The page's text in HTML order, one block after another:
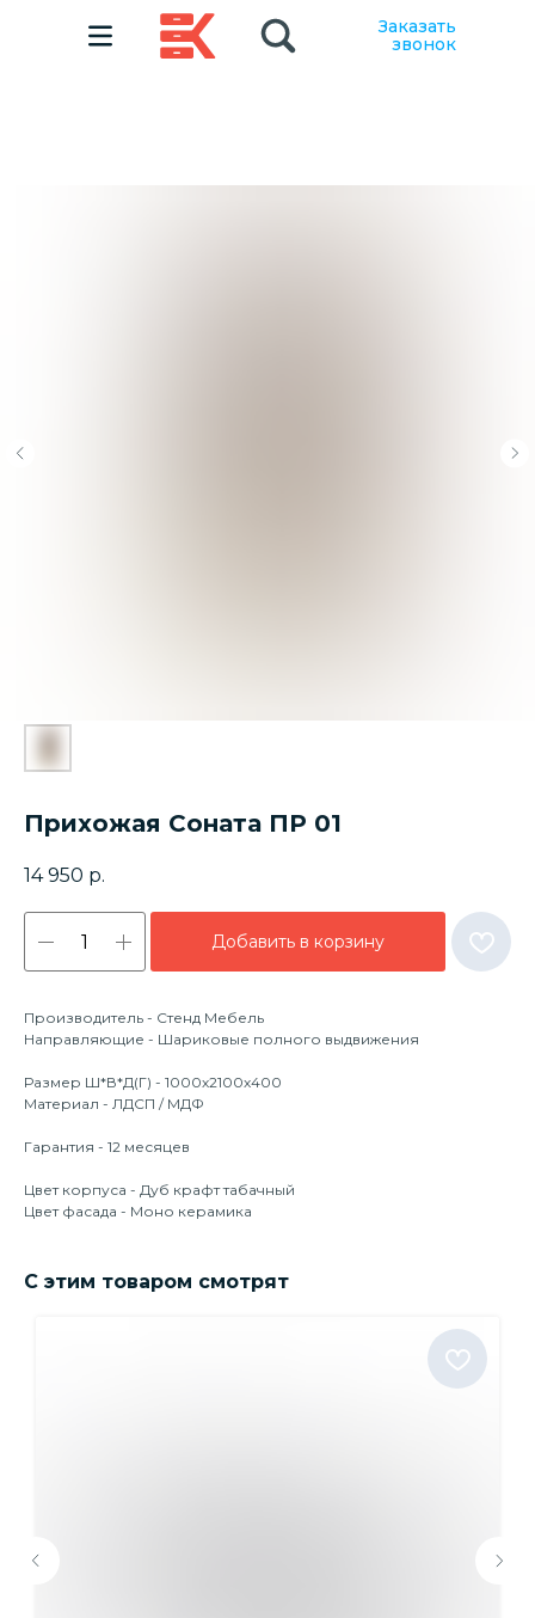
Заказать
звонок
Прихожая Соната ПР 01
14 950 р.
Добавить в корзину
Производитель - Стенд Мебель
Направляющие - Шариковые полного выдвижения
Размер Ш*В*Д(Г) - 1000х2100х400
Материал - ЛДСП / МДФ
Гарантия - 12 месяцев
Цвет корпуса - Дуб крафт табачный
Цвет фасада - Моно керамика
С этим товаром смотрят